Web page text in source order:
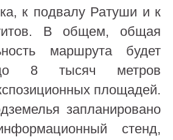
к подвалу Ратуши и к
В общем, общая
маршрута будет
до 8 тысяч метров
площадей.
запланировано
стенд,